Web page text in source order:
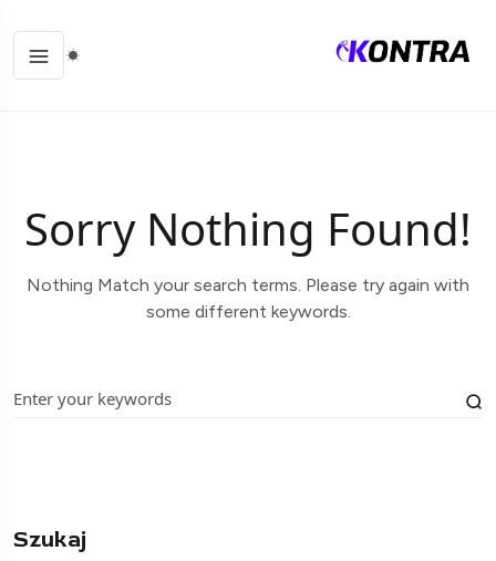
Sorry Nothing Found!
Nothing Match your search terms. Please try again with
some different keywords.
Szukaj